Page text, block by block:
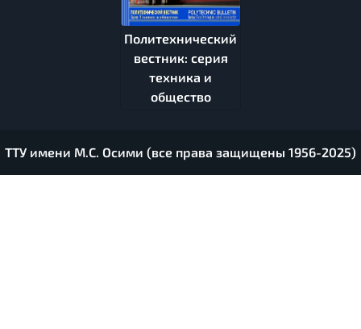
Политехнический
вестник: серия
техника и
общество
ТТУ имени М.С. Осими (все права защищены 1956-2025)